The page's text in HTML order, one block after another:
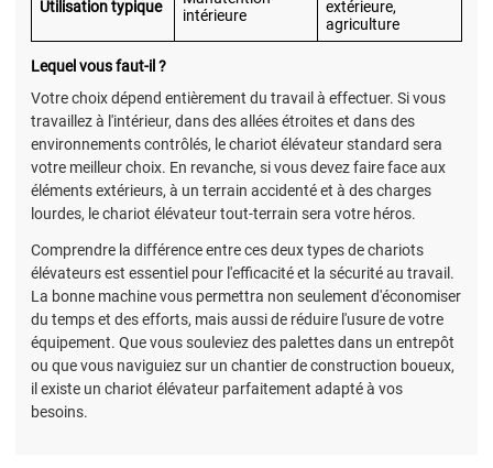
Utilisation typique
intérieure
extérieure,
agriculture
Lequel vous faut-il ?
Votre choix dépend entièrement du travail à effectuer. Si vous
travaillez à l'intérieur, dans des allées étroites et dans des
environnements contrôlés, le chariot élévateur standard sera
votre meilleur choix. En revanche, si vous devez faire face aux
éléments extérieurs, à un terrain accidenté et à des charges
lourdes, le chariot élévateur tout-terrain sera votre héros.
Comprendre la différence entre ces deux types de chariots
élévateurs est essentiel pour l'efficacité et la sécurité au travail.
La bonne machine vous permettra non seulement d'économiser
du temps et des efforts, mais aussi de réduire l'usure de votre
équipement. Que vous souleviez des palettes dans un entrepôt
ou que vous naviguiez sur un chantier de construction boueux,
il existe un chariot élévateur parfaitement adapté à vos
besoins.